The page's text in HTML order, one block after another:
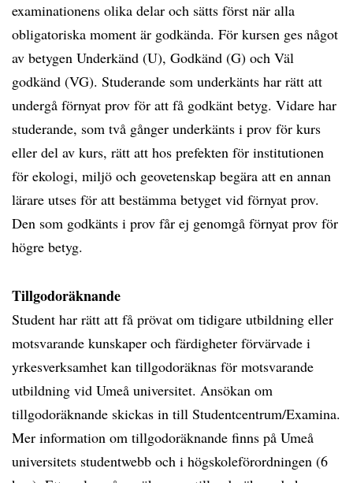
examinationens olika delar och sätts först när alla
obligatoriska moment är godkända. För kursen ges något
av betygen Underkänd (U), Godkänd (G) och Väl
godkänd (VG). Studerande som underkänts har rätt att
undergå förnyat prov för att få godkänt betyg. Vidare har
studerande, som två gånger underkänts i prov för kurs
eller del av kurs, rätt att hos prefekten för institutionen
för ekologi, miljö och geovetenskap begära att en annan
lärare utses för att bestämma betyget vid förnyat prov.
Den som godkänts i prov får ej genomgå förnyat prov för
högre betyg.
Tillgodoräknande
Student har rätt att få prövat om tidigare utbildning eller
motsvarande kunskaper och färdigheter förvärvade i
yrkesverksamhet kan tillgodoräknas för motsvarande
utbildning vid Umeå universitet. Ansökan om
tillgodoräknande skickas in till Studentcentrum/Examina.
Mer information om tillgodoräknande finns på Umeå
universitets studentwebb och i högskoleförordningen (6